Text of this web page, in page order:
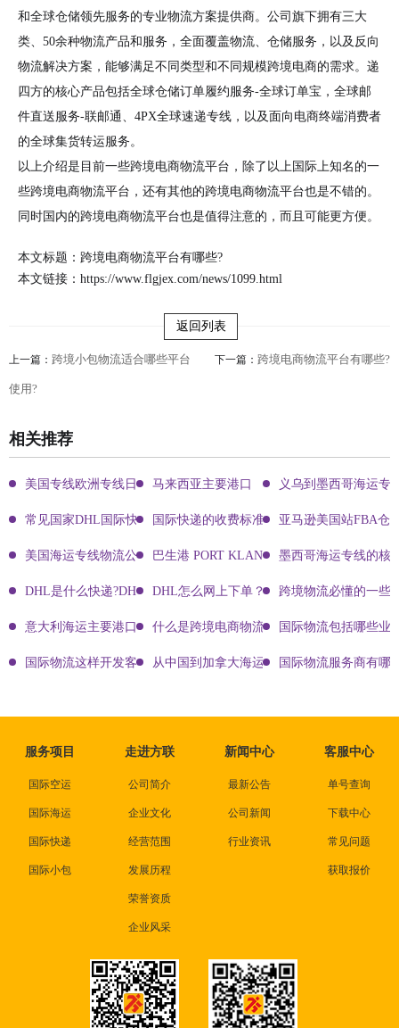
和全球仓储领先服务的专业物流方案提供商。公司旗下拥有三大
类、50余种物流产品和服务，全面覆盖物流、仓储服务，以及反向
物流解决方案，能够满足不同类型和不同规模跨境电商的需求。递
四方的核心产品包括全球仓储订单履约服务-全球订单宝，全球邮
件直送服务-联邮通、4PX全球速递专线，以及面向电商终端消费者
的全球集货转运服务。
以上介绍是目前一些跨境电商物流平台，除了以上国际上知名的一
些跨境电商物流平台，还有其他的跨境电商物流平台也是不错的。
同时国内的跨境电商物流平台也是值得注意的，而且可能更方便。
本文标题：跨境电商物流平台有哪些?
本文链接： https://www.flgjex.com/news/1099.html
返回列表
上一篇： 跨境小包物流适合哪些平台
使用?
下一篇： 跨境电商物流平台有哪些?
相关推荐
美国专线欧洲专线日本专线区别马来西亚主要港口 义乌到墨西哥海运专
常见国家DHL国际快递客服热线国际快递的收费标准!四大国际快递的尺寸重
亚马逊美国站FBA仓
美国海运专线物流公司有哪些?巴生港 PORT KLANG 墨西哥海运专线的核
DHL是什么快递?DHL国际快递介绍DHL怎么网上下单？DHL快递寄件有哪些方
跨境物流必懂的一些
意大利海运主要港口有哪些什么是跨境电商物流? 国际物流包括哪些业
国际物流这样开发客户会让你成为销冠从中国到加拿大海运要多久能到达？
国际物流服务商有哪
服务项目
国际空运
国际海运
国际快递
国际小包
走进方联
公司简介
企业文化
经营范围
发展历程
荣誉资质
企业风采
新闻中心
最新公告
公司新闻
行业资讯
客服中心
单号查询
下载中心
常见问题
获取报价